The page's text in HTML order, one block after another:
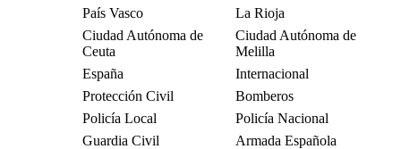
País Vasco
La Rioja
Ciudad Autónoma de
Ceuta
Ciudad Autónoma de
Melilla
España
Internacional
Protección Civil
Bomberos
Policía Local
Policía Nacional
Guardia Civil
Armada Española